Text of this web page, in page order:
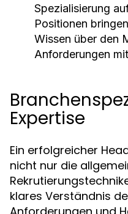
Spezialisierung
Positionen
Wissen über den
Anforderungen
Expertise
Ein erfolgreicher
nicht nur die
klares Verständnis